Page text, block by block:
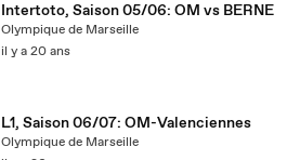
Intertoto, Saison 05/06: OM vs BERNE
Olympique de Marseille
il y a 20 ans
L1, Saison 06/07: OM-Valenciennes
Olympique de Marseille